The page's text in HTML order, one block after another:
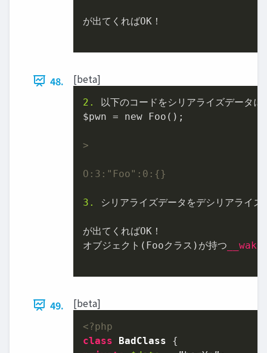
が出てくればOK！
48. [beta]
2.
以下のコードをシリアライズデータに
$pwn = new Foo();
>
O:3:"Foo":0:{}
3. シリアライズデータをデシリアライズ
が出てくればOK！
オブジェクト(Fooクラス)が持つ
49. [beta]
<?php
class
BadClass